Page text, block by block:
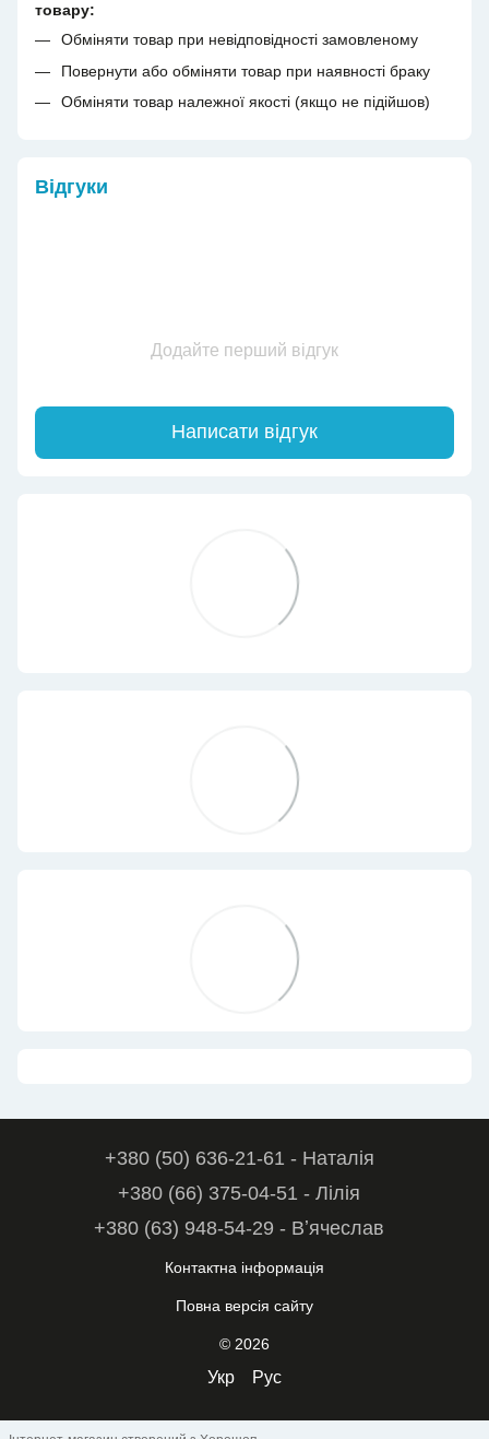
товару:
Обміняти товар при невідповідності замовленому
Повернути або обміняти товар при наявності браку
Обміняти товар належної якості (якщо не підійшов)
Відгуки
Додайте перший відгук
Написати відгук
+380 (50) 636-21-61 - Наталія
+380 (66) 375-04-51 - Лілія
+380 (63) 948-54-29 - Вʼячеслав
Контактна інформація
Повна версія сайту
© 2026
Укр Рус